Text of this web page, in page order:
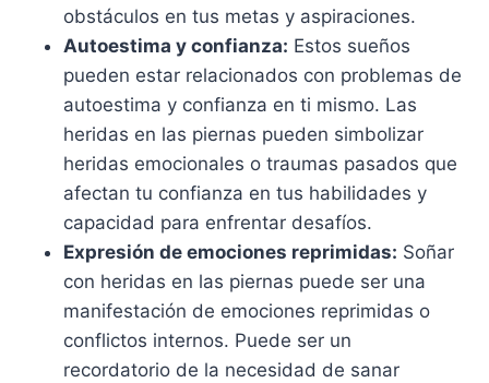
obstáculos en tus metas y aspiraciones.
Autoestima y confianza: Estos sueños
pueden estar relacionados con problemas de
autoestima y confianza en ti mismo. Las
heridas en las piernas pueden simbolizar
heridas emocionales o traumas pasados que
afectan tu confianza en tus habilidades y
capacidad para enfrentar desafíos.
Expresión de emociones reprimidas: Soñar
con heridas en las piernas puede ser una
manifestación de emociones reprimidas o
conflictos internos. Puede ser un
recordatorio de la necesidad de sanar